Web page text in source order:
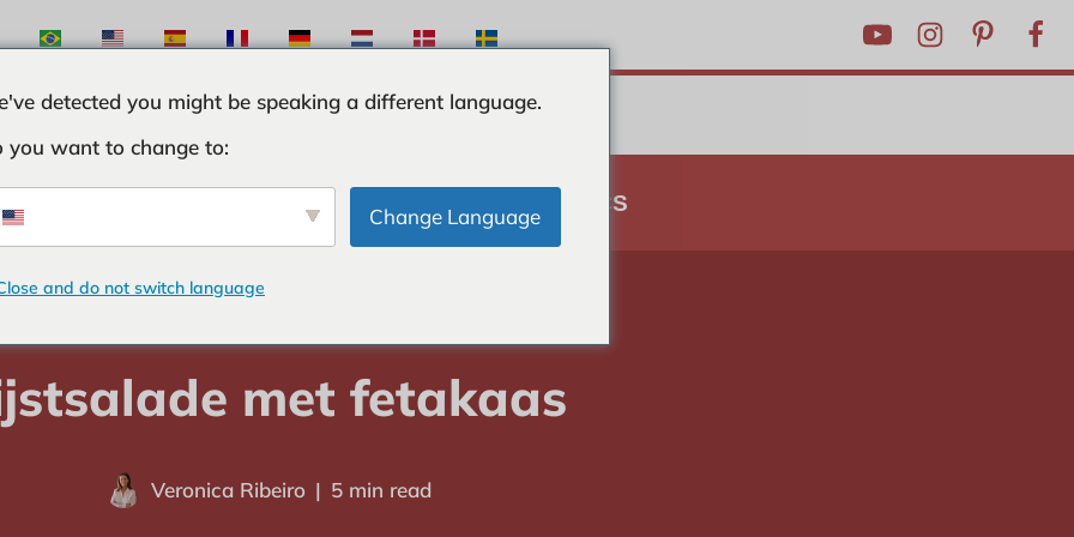
CURIOSITEITEN TIPS EN TRUCS
met fetakaas
Veronica Ribeiro 5 min read
detected you might be speaking a different language.
you want to change to:
Change Language
and do not switch language